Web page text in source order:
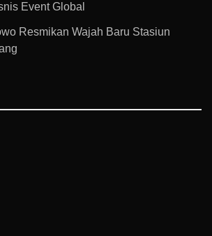
Event Global
Resmikan Wajah Baru Stasiun